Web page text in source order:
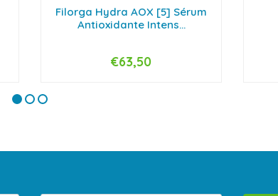
Filorga Hydra AOX [5] Sérum
Antioxidante Intens...
+
€63,50